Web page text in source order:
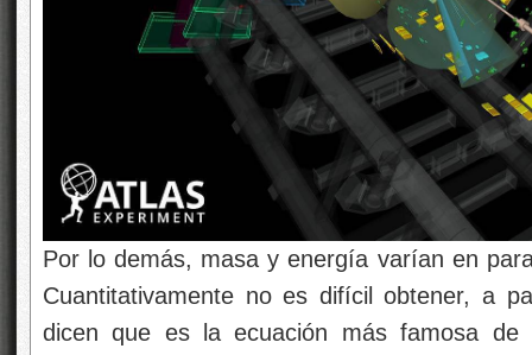
Por lo demás, masa y energía varían en
Cuantitativamente no es difícil obtener, a
dicen que es la ecuación más famosa